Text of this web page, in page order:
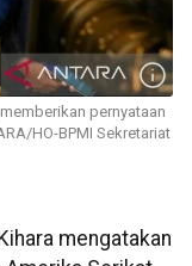
pernyataan
HO-BPMI Sekretariat
mengatakan